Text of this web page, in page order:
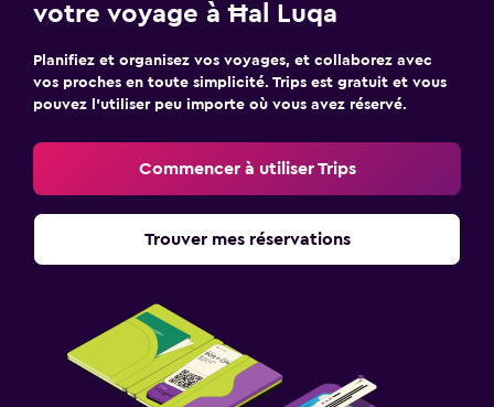
votre voyage à Ħal Luqa
Planifiez et organisez vos voyages, et collaborez avec
vos proches en toute simplicité. Trips est gratuit et vous
pouvez l’utiliser peu importe où vous avez réservé.
Commencer à utiliser Trips
Trouver mes réservations